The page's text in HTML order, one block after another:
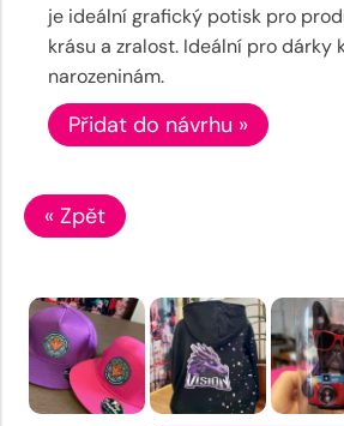
je ideální grafický potisk pro
krásu a zralost. Ideální pro dárky
narozeninám.
Přidat do návrhu »
« Zpět